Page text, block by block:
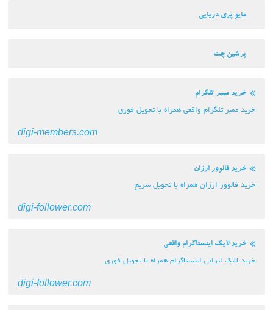
مایو پری دریایی
پرشین چت
خرید ممبر تلگرام
خرید ممبر تلگرام واقعی همراه با تحویل فوری
digi-members.com
خرید فالوور ارزان
خرید فالوور ارزان همراه با تحویل سریع
digi-follower.com
خرید لایک اینستاگرام واقعی
خرید لایک ایرانی اینستاگرام همراه با تحویل فوری
digi-follower.com